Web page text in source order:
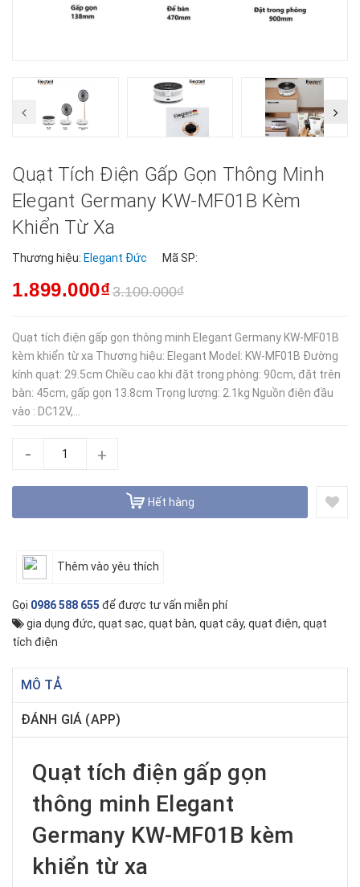
Quạt Tích Điện Gấp Gọn Thông Minh
Elegant Germany KW-MF01B Kèm
Khiển Từ Xa
Thương hiệu: Elegant Đức Mã SP:
1.899.000₫3.100.000₫
Quạt tích điện gấp gọn thông minh Elegant Germany KW-MF01B
kèm khiển từ xa Thương hiệu: Elegant Model: KW-MF01B Đường
kính quạt: 29.5cm Chiều cao khi đặt trong phòng: 90cm, đặt trên
bàn: 45cm, gấp gọn 13.8cm Trọng lượng: 2.1kg Nguồn điện đầu
vào : DC12V,...
- +
Hết hàng
Thêm vào yêu thích
Gọi 0986 588 655 để được tư vấn miễn phí
gia dụng đức, quạt sạc, quạt bàn, quạt cây, quạt điện, quạt
tích điện
MÔ TẢ
ĐÁNH GIÁ (APP)
Quạt tích điện gấp gọn
thông minh Elegant
Germany KW-MF01B kèm
khiển từ xa